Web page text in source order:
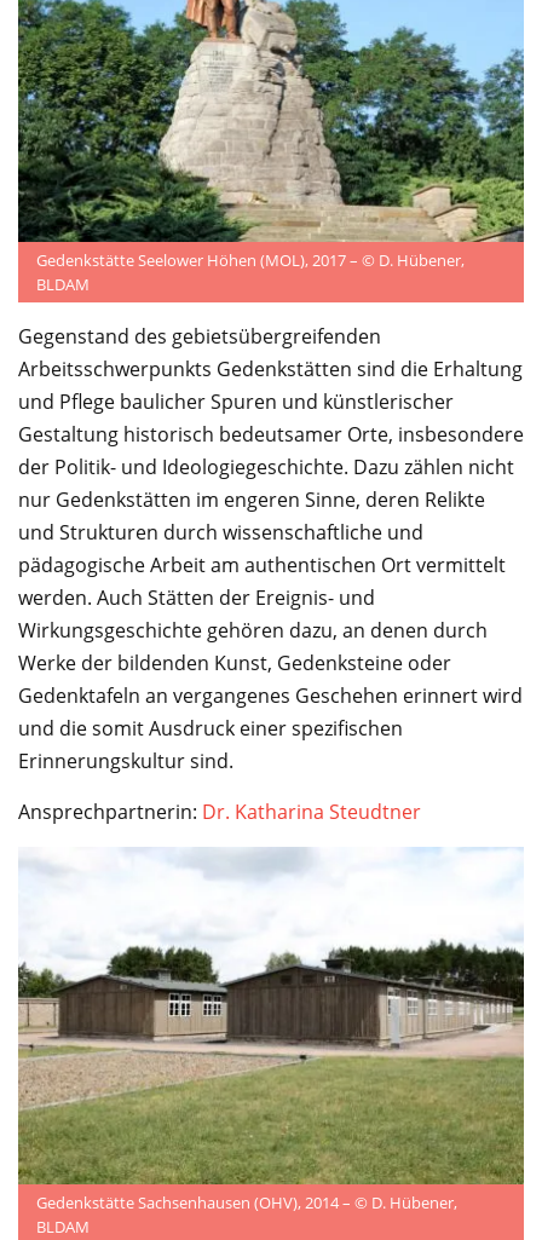
Gedenkstätte Seelower Höhen (MOL), 2017 – © D. Hübener,
BLDAM
Gegenstand des gebietsübergreifenden
Arbeitsschwerpunkts Gedenkstätten sind die Erhaltung
und Pflege baulicher Spuren und künstlerischer
Gestaltung historisch bedeutsamer Orte, insbesondere
der Politik- und Ideologiegeschichte. Dazu zählen nicht
nur Gedenkstätten im engeren Sinne, deren Relikte
und Strukturen durch wissenschaftliche und
pädagogische Arbeit am authentischen Ort vermittelt
werden. Auch Stätten der Ereignis- und
Wirkungsgeschichte gehören dazu, an denen durch
Werke der bildenden Kunst, Gedenksteine oder
Gedenktafeln an vergangenes Geschehen erinnert wird
und die somit Ausdruck einer spezifischen
Erinnerungskultur sind.
Ansprechpartnerin: Dr. Katharina Steudtner
Gedenkstätte Sachsenhausen (OHV), 2014 – © D. Hübener,
BLDAM